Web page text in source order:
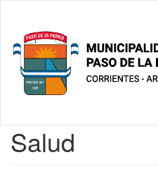
contenido
principal
Municipalidad
de Paso De
La Patria
Contenido
Salud